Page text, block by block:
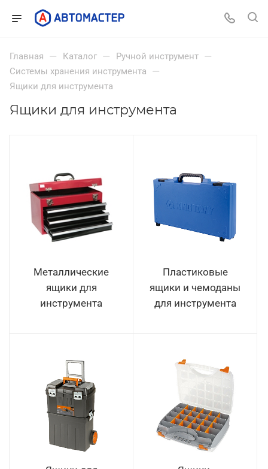
Главная — Каталог — Ручной инструмент —
Системы хранения инструмента —
Ящики для инструмента
Ящики для инструмента
Металлические
ящики для
инструмента
Пластиковые
ящики и чемоданы
для инструмента